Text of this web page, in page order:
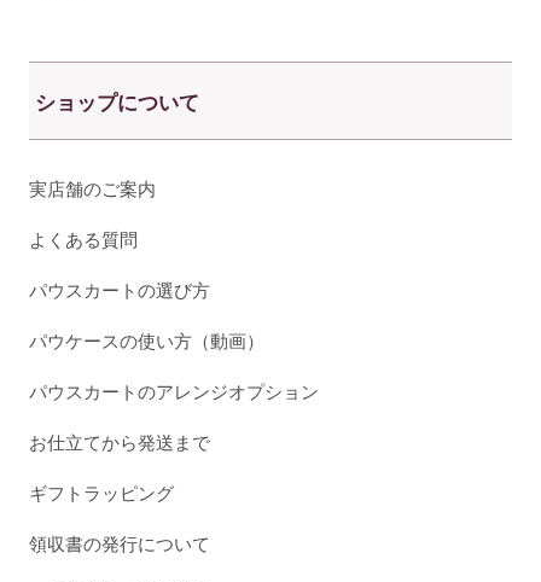
ショップについて
実店舗のご案内
よくある質問
パウスカートの選び方
パウケースの使い方（動画）
パウスカートのアレンジオプション
お仕立てから発送まで
ギフトラッピング
領収書の発行について